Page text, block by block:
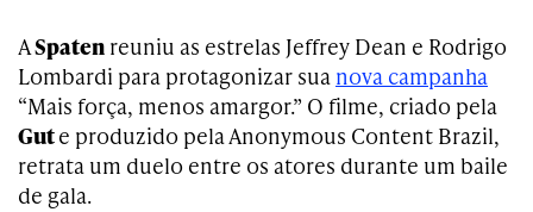
ASpaten reuniu as estrelas Jeffrey Dean e Rodrigo
Lombardi para protagonizar sua nova campanha
“Mais força, menos amargor.” O filme, criado pela
Gute produzido pelaAnonymous Content Brazil,
retrata um duelo entre os atores durante um baile
de gala.